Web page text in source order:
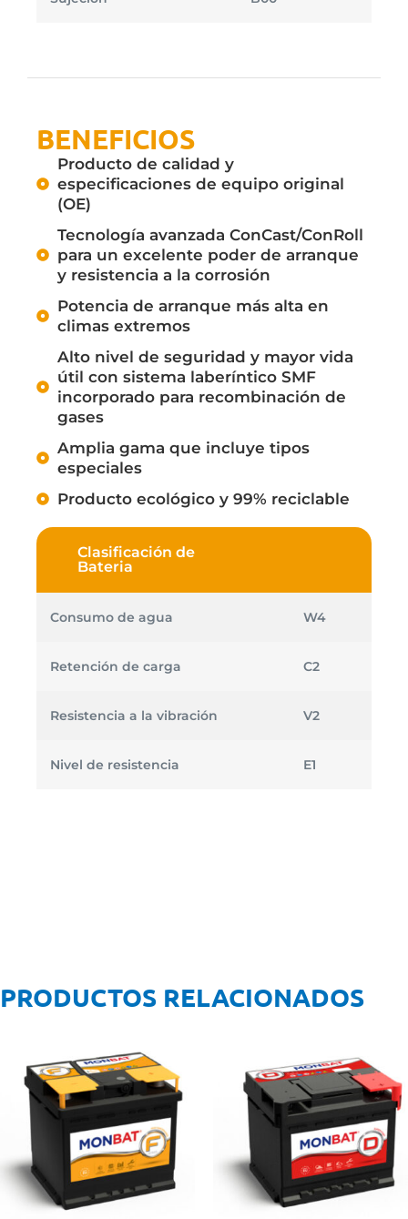
BENEFICIOS
Producto de calidad y
especificaciones de equipo original
(OE)
Tecnología avanzada ConCast/ConRoll
para un excelente poder de arranque
y resistencia a la corrosión
Potencia de arranque más alta en
climas extremos
Alto nivel de seguridad y mayor vida
útil con sistema laberíntico SMF
incorporado para recombinación de
gases
Amplia gama que incluye tipos
especiales
Producto ecológico y 99% reciclable
Clasificación de
Bateria
Consumo de agua W4
Retención de carga C2
Resistencia a la vibración V2
Nivel de resistencia E1
PRODUCTOS RELACIONADOS